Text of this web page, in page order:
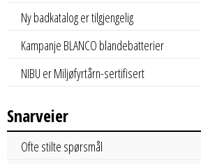
Ny badkatalog er tilgjengelig
Kampanje BLANCO blandebatterier
NIBU er Miljøfyrtårn-sertifisert
Snarveier
Ofte stilte spørsmål